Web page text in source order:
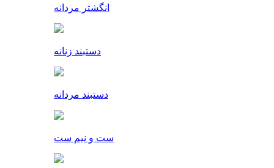
انگشتر مردانه
دستبند زنانه
دستبند مردانه
ست و نیم ست